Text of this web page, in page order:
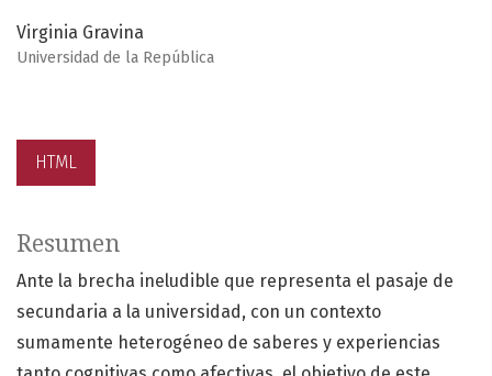
Virginia Gravina
Universidad de la República
HTML
Resumen
Ante la brecha ineludible que representa el pasaje de
secundaria a la universidad, con un contexto
sumamente heterogéneo de saberes y experiencias